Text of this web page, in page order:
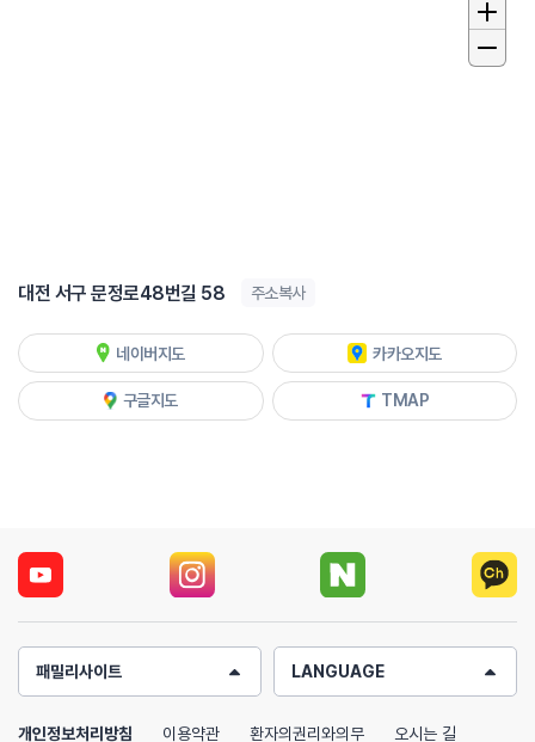
대전 서구 문정로48번길 58 주소복사
네이버지도 카카오지도
구글지도 TMAP
패밀리사이트 LANGUAGE
개인정보처리방침 이용약관 환자의권리와의무 오시는 길